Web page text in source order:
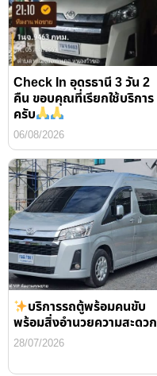
Check In อุดรธานี 3 วัน 2
คืน ขอบคุณที่เรียกใช้บริการ
ครับ
06/08/2026
บริการรถตู้พร้อมคนขับ
พร้อมสิ่งอำนวยความสะดวก
28/07/2026